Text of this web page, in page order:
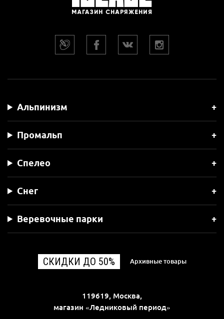
Альпинизм
Промальп
Спелео
Снег
Веревочные парки
СКИДКИ ДО 50% Архивные товары
119619, Москва,
магазин «Ледниковый период»